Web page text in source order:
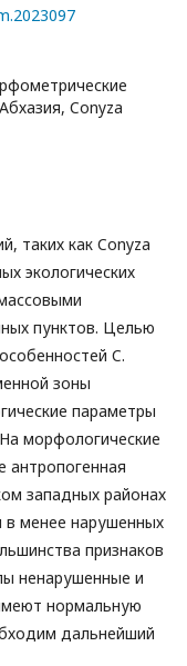
Conyza
таких как Conyza
экологических
пунктов. Целью
C.
зоны
параметры
морфологические
антропогенная
западных районах
в менее нарушенных
признаков
ненарушенные и
нормальную
дальнейший